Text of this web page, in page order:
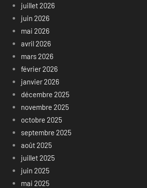
juillet 2026
juin 2026
mai 2026
avril 2026
mars 2026
février 2026
janvier 2026
décembre 2025
novembre 2025
octobre 2025
septembre 2025
août 2025
juillet 2025
juin 2025
mai 2025